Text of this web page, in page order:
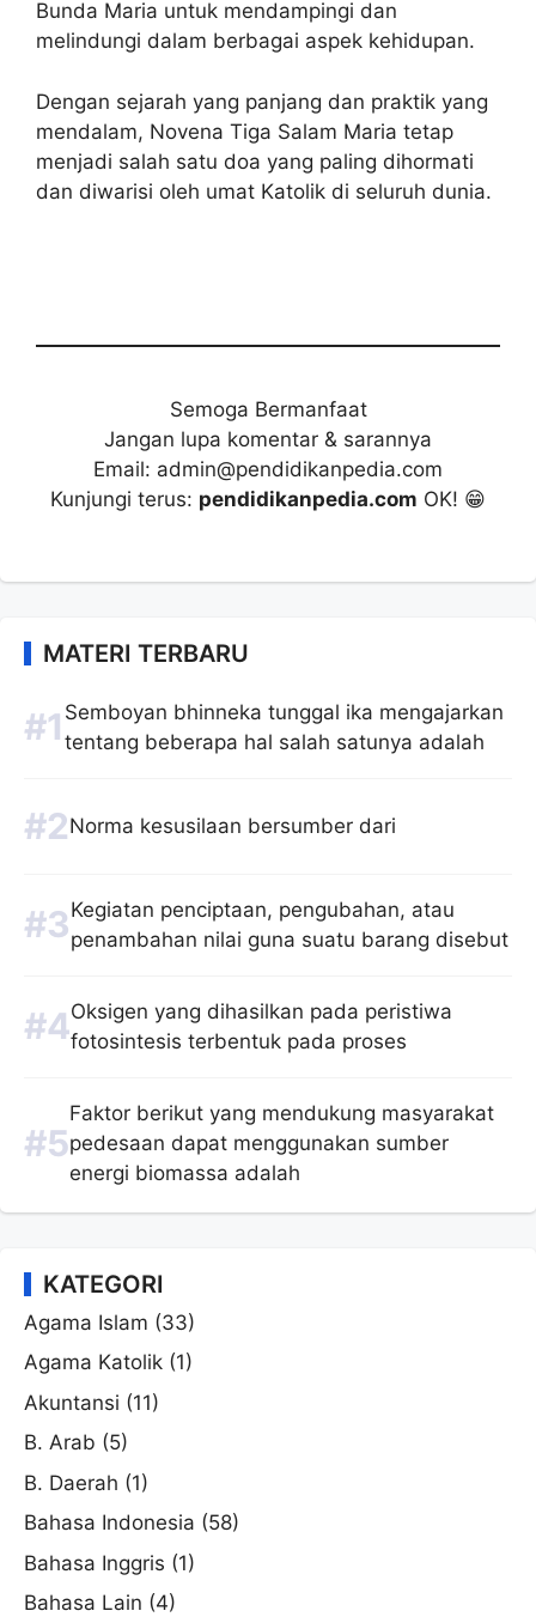
Bunda Maria untuk mendampingi dan
melindungi dalam berbagai aspek kehidupan.
Dengan sejarah yang panjang dan praktik yang
mendalam, Novena Tiga Salam Maria tetap
menjadi salah satu doa yang paling dihormati
dan diwarisi oleh umat Katolik di seluruh dunia.
Semoga Bermanfaat
Jangan lupa komentar & sarannya
Email: admin@pendidikanpedia.com
Kunjungi terus: pendidikanpedia.com OK! 😁
MATERI TERBARU
Semboyan bhinneka tunggal ika mengajarkan
tentang beberapa hal salah satunya adalah
Norma kesusilaan bersumber dari
Kegiatan penciptaan, pengubahan, atau
penambahan nilai guna suatu barang disebut
Oksigen yang dihasilkan pada peristiwa
fotosintesis terbentuk pada proses
Faktor berikut yang mendukung masyarakat
pedesaan dapat menggunakan sumber
energi biomassa adalah
KATEGORI
Agama Islam (33)
Agama Katolik (1)
Akuntansi (11)
B. Arab (5)
B. Daerah (1)
Bahasa Indonesia (58)
Bahasa Inggris (1)
Bahasa Lain (4)